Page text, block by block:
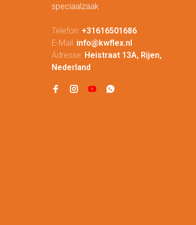
speciaalzaak
Telefon: +31616501686
E-Mail: info@kwflex.nl
Adresse: Heistraat 13A, Rijen,
Nederland